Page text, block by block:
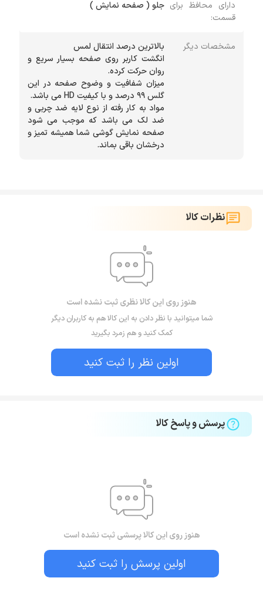
دارای محافظ برای
قسمت:
جلو ( صفحه نمایش )
مشخصات دیگر
بالاترین درصد انتقال لمس
انگشت کاربر روی صفحه بسیار سریع و
میزان شفافیت و وضوح صفحه در این
مواد به کار رفته از نوع لایه ضد چربی و
ضد لک می باشد که موجب می شود
صفحه نمایش گوشی شما همیشه تمیز و
درخشان باقی بماند.
نظرات کالا
هنوز روی این کالا نظری ثبت نشده است
شما میتوانید با نظر دادن به این کالا هم به کاربران دیگر
کمک کنید و هم زمرد بگیرید
اولین نظر را ثبت کنید
پرسش و پاسخ کالا
هنوز روی این کالا پرسشی ثبت نشده است
اولین پرسش را ثبت کنید